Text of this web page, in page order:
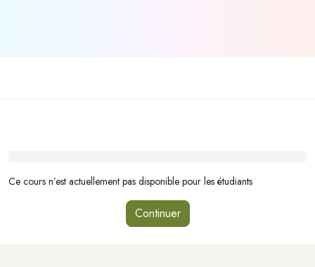
Blocs
Ce cours n’est actuellement pas disponible pour les étudiants
Continuer